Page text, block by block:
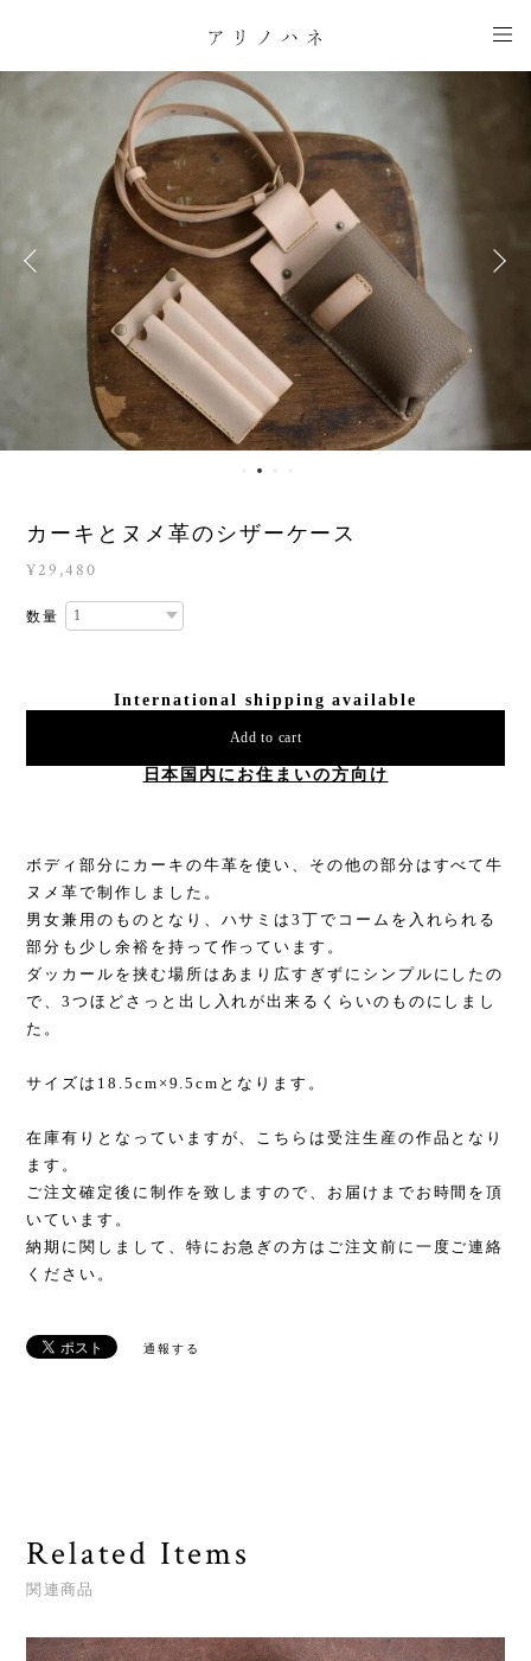
カーキとヌメ革のシザーケース
¥29,480
数量
International shipping available
Add to cart
日本国内にお住まいの方向け
ボディ部分にカーキの牛革を使い、その他の部分はすべて牛
ヌメ革で制作しました。
男女兼用のものとなり、ハサミは3丁でコームを入れられる
部分も少し余裕を持って作っています。
ダッカールを挟む場所はあまり広すぎずにシンプルにしたの
で、3つほどさっと出し入れが出来るくらいのものにしまし
た。
サイズは18.5cm×9.5cmとなります。
在庫有りとなっていますが、こちらは受注生産の作品となり
ます。
ご注文確定後に制作を致しますので、お届けまでお時間を頂
いています。
納期に関しまして、特にお急ぎの方はご注文前に一度ご連絡
ください。
通報する
Related Items
関連商品